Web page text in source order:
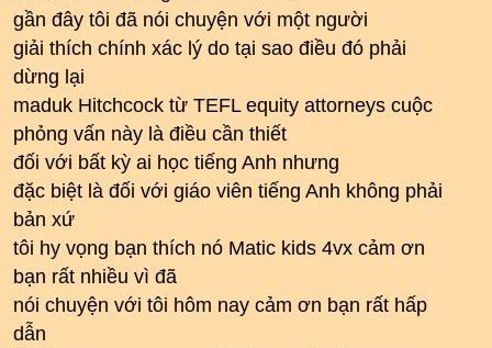
gần đây tôi đã nói chuyện với một người
giải thích chính xác lý do tại sao điều đó phải
dừng lại
maduk Hitchcock từ TEFL equity attorneys cuộc
phỏng vấn này là điều cần thiết
đối với bất kỳ ai học tiếng Anh nhưng
đặc biệt là đối với giáo viên tiếng Anh không phải
bản xứ
tôi hy vọng bạn thích nó Matic kids 4vx cảm ơn
bạn rất nhiều vì đã
nói chuyện với tôi hôm nay cảm ơn bạn rất hấp
dẫn